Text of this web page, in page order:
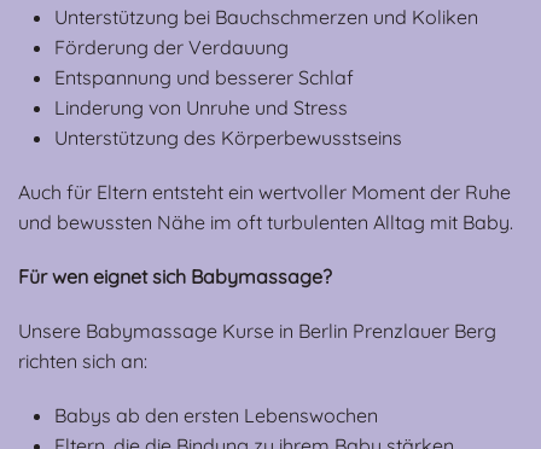
Unterstützung bei Bauchschmerzen und Koliken
Förderung der Verdauung
Entspannung und besserer Schlaf
Linderung von Unruhe und Stress
Unterstützung des Körperbewusstseins
Auch für Eltern entsteht ein wertvoller Moment der Ruhe
und bewussten Nähe im oft turbulenten Alltag mit Baby.
Für wen eignet sich Babymassage?
Unsere Babymassage Kurse in Berlin Prenzlauer Berg
richten sich an:
Babys ab den ersten Lebenswochen